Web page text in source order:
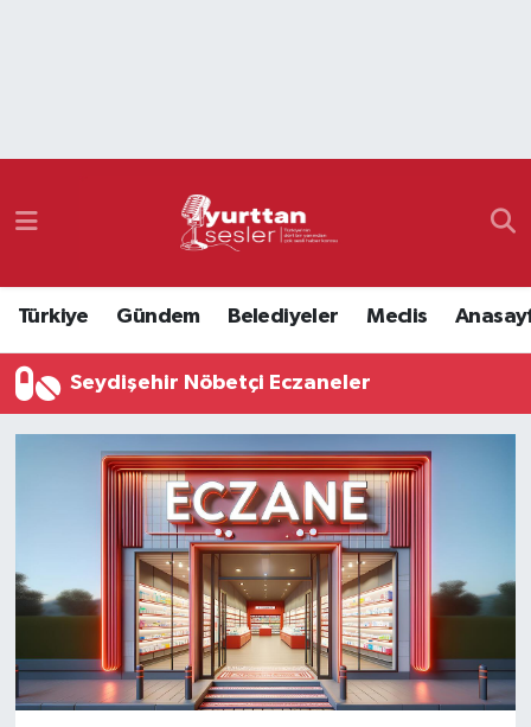
Türkiye Gündem Belediyeler Meclis
Seydişehir Nöbetçi Eczaneler
Namaz Vakitleri
Süper Lig Puan Durumu ve Fikstür
Tüm Manşetler
Son Dakika Haberleri
Haber Arşivi